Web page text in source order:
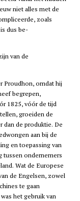
niet alles met de
zoals
dus be-
van de
Proudhon, omdat hij
begrepen,
1825, vóór de tijd
groeiden de
dan de produktie. De
aan bij de
en toepassing van
tussen ondernemers
Wat de Europese
de Engelsen, zowel
te gaan
het gebruik van